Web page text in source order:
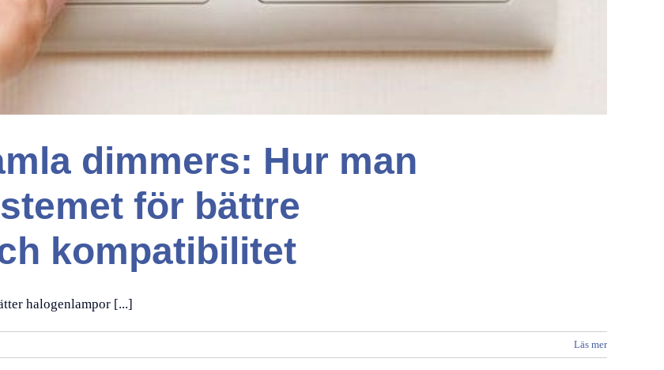
dimmers: Hur man
för bättre
kompatibilitet
halogenlampor [...]
Läs mer